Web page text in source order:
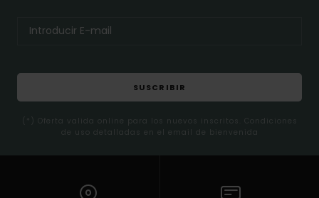
SUSCRIBIR
(*) Oferta valida online para los nuevos inscritos. Condiciones
de uso detalladas en el email de bienvenida